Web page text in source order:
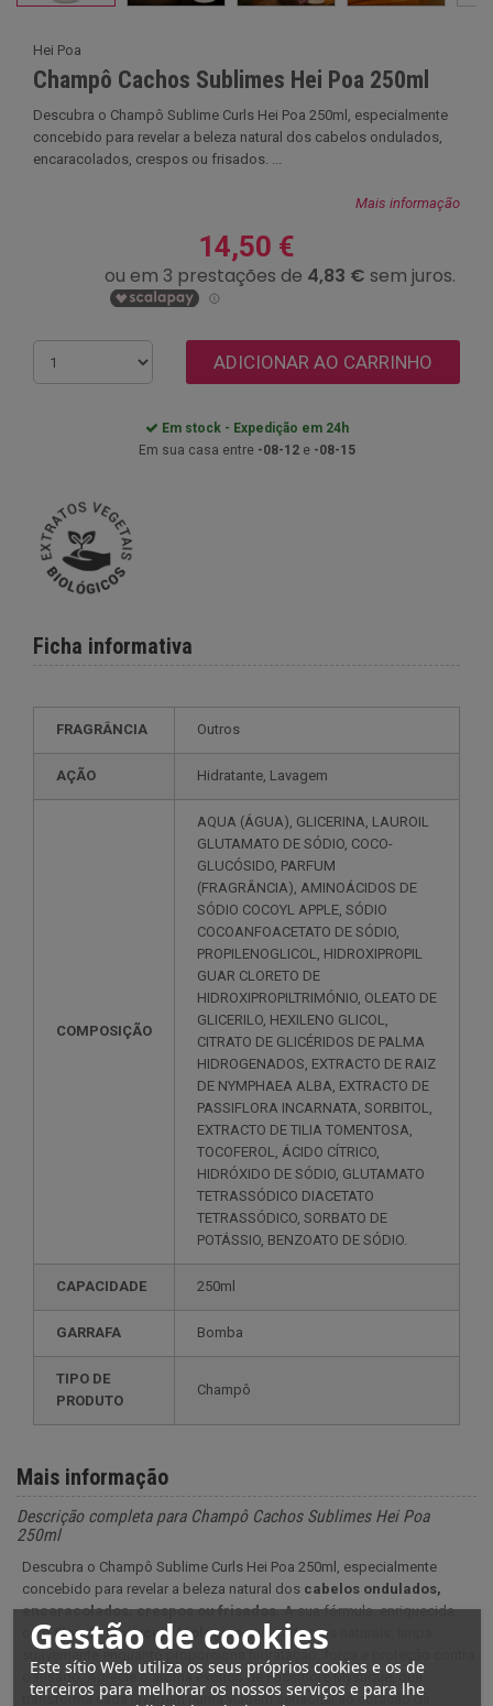
Gestão de cookies
Este sítio Web utiliza os seus próprios cookies e os de
terceiros para melhorar os nossos serviços e para lhe
Hei Poa
Champô Cachos Sublimes Hei Poa 250ml
Descubra o Champô Sublime Curls Hei Poa 250ml, especialmente
concebido para revelar a beleza natural dos cabelos ondulados,
encaracolados, crespos ou frisados. ...
Mais informação
14,50 €
ADICIONAR AO CARRINHO
Em stock - Expedição em 24h
Em sua casa entre -08-12e -08-15
Ficha informativa
FRAGRÂNCIA Outros
AÇÃO Hidratante, Lavagem
COMPOSIÇÃO
AQUA (ÁGUA), GLICERINA, LAUROIL
GLUTAMATO DE SÓDIO, COCO-
GLUCÓSIDO, PARFUM
(FRAGRÂNCIA), AMINOÁCIDOS DE
SÓDIO COCOYL APPLE, SÓDIO
COCOANFOACETATO DE SÓDIO,
PROPILENOGLICOL, HIDROXIPROPIL
GUAR CLORETO DE
HIDROXIPROPILTRIMÓNIO, OLEATO DE
GLICERILO, HEXILENO GLICOL,
CITRATO DE GLICÉRIDOS DE PALMA
HIDROGENADOS, EXTRACTO DE RAIZ
DE NYMPHAEA ALBA, EXTRACTO DE
PASSIFLORA INCARNATA, SORBITOL,
EXTRACTO DE TILIA TOMENTOSA,
TOCOFEROL, ÁCIDO CÍTRICO,
HIDRÓXIDO DE SÓDIO, GLUTAMATO
TETRASSÓDICO DIACETATO
TETRASSÓDICO, SORBATO DE
POTÁSSIO, BENZOATO DE SÓDIO.
CAPACIDADE 250ml
GARRAFA Bomba
TIPO DE
PRODUTO
Champô
Mais informação
Descrição completa para Champô Cachos Sublimes Hei Poa
250ml
Descubra o Champô Sublime Curls Hei Poa 250ml, especialmente
concebido para revelar a beleza natural dos cabelos ondulados,
encaracolados, crespos ou frisados.A sua fórmula, enriquecida
com Flor de Maracujá biológicae ingredientes naturais, limpa
o frisado. Aprecie o aroma exótico de Passiflore Mystique, que
transforma cada lavagem numa viagem sensorial ao coração da